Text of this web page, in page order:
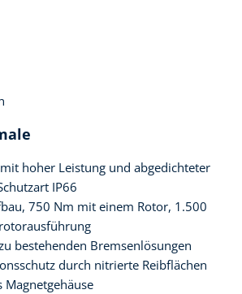
hoher Leistung und abgedichteter
IP66
750 Nm mit einem Rotor, 1.500
bestehenden Bremsenlösungen
durch nitrierte Reibflächen
Magnetgehäuse